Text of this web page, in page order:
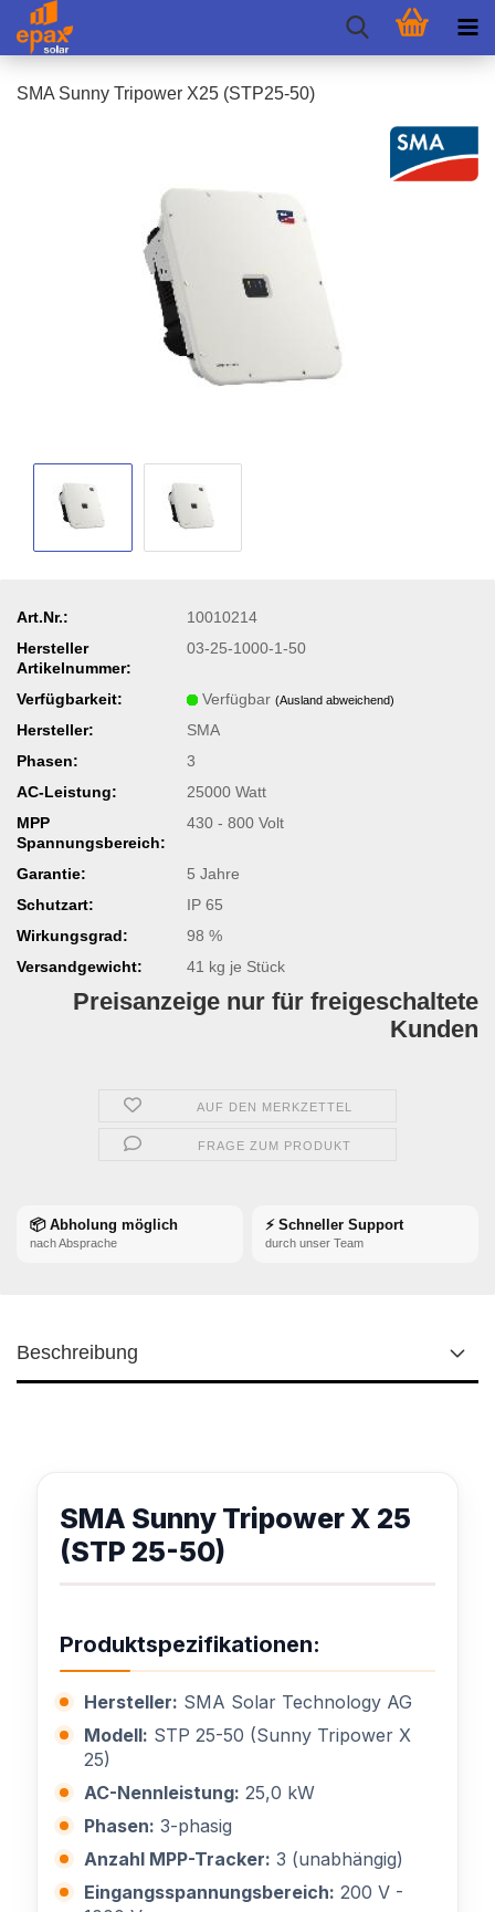
SMA Sunny Tri­power X25 (STP25-​50)
Art.Nr.:
10010214
Hersteller
Artikelnummer:
03-25-1000-1-50
Verfügbarkeit: Verfügbar (Ausland abweichend)
Hersteller:
SMA
Phasen:
3
AC-Leistung:
25000 Watt
MPP
Spannungsbereich:
430 - 800 Volt
Garantie:
5 Jahre
Schutzart:
IP 65
Wirkungsgrad:
98 %
Versandgewicht:
41 kg je Stück
Preisanzeige nur für freigeschaltete
Kunden
AUF DEN MERKZETTEL
FRAGE ZUM PRODUKT
📦 Abholung möglich
nach Absprache
⚡ Schneller Support
durch unser Team
Beschreibung
SMA Sunny Tripower X 25
(STP 25-50)
Produktspezifikationen:
Hersteller: SMA Solar Technology AG
Modell: STP 25-50 (Sunny Tripower X
25)
AC-Nennleistung: 25,0 kW
Phasen: 3-phasig
Anzahl MPP-Tracker: 3 (unabhängig)
Eingangsspannungsbereich: 200 V -